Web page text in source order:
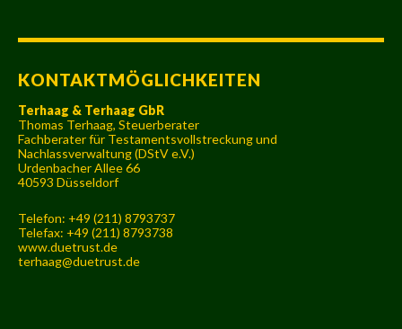
KONTAKTMÖGLICHKEITEN
Terhaag & Terhaag GbR
Thomas Terhaag, Steuerberater
Fachberater für Testamentsvollstreckung und
Nachlassverwaltung (DStV e.V.)
Urdenbacher Allee 66
40593 Düsseldorf
Telefon: +49 (211) 8793737
Telefax: +49 (211) 8793738
www.duetrust.de
terhaag@duetrust.de